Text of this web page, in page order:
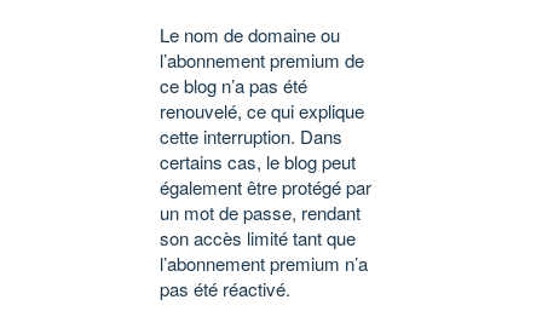
Le nom de domaine ou
l’abonnement premium de
ce blog n’a pas été
renouvelé, ce qui explique
cette interruption. Dans
certains cas, le blog peut
également être protégé par
un mot de passe, rendant
son accès limité tant que
l’abonnement premium n’a
pas été réactivé.